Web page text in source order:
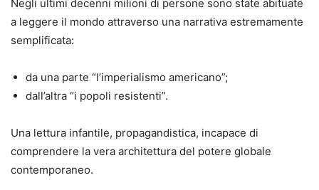
Negli ultimi decenni milioni di persone sono state abituate
a leggere il mondo attraverso una narrativa estremamente
semplificata:
da una parte “l’imperialismo americano”;
dall’altra “i popoli resistenti”.
Una lettura infantile, propagandistica, incapace di
comprendere la vera architettura del potere globale
contemporaneo.